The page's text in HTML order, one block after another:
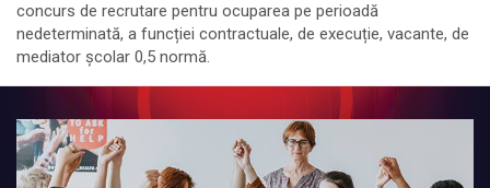
concurs de recrutare pentru ocuparea pe perioadă
nedeterminată, a funcției contractuale, de execuție, vacante, de
mediator școlar 0,5 normă.